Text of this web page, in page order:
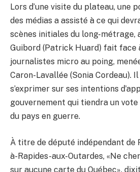
Lors d’une visite du plateau, une
des médias a assisté à ce qui
scènes initiales du long-métrage,
Guibord (Patrick Huard) fait face
journalistes micro au poing,
Caron-Lavallée (Sonia Cordeau).
s’exprimer sur ses intentions
gouvernement qui tiendra un vote
du pays en guerre.
À titre de député indépendant de
à-Rapides-aux-Outardes, «Ne
sur aucune carte du Québec»,